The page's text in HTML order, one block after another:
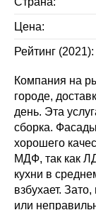
Цена:
Рейтинг (2021):
Компания на
городе,
день. Эта
сборка.
хорошего
МДФ, так как
кухни в
взбухает.
или